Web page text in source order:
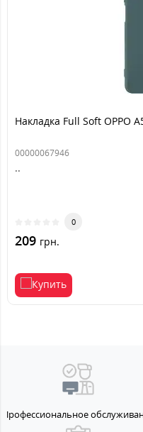
Накладка Full Soft OPPO
00000067946
..
0
209 грн.
Профессиональное